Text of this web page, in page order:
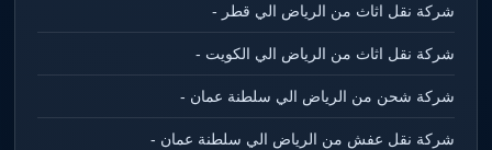
شركة نقل اثاث من الرياض الي قطر -
شركة نقل اثاث من الرياض الي الكويت -
شركة شحن من الرياض الي سلطنة عمان -
شركة نقل عفش من الرياض الي سلطنة عمان -